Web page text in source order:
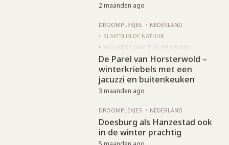
2 maanden ago
DROOMPLEKJES
NEDERLAND
SLAPEN IN DE NATUUR
WELLNESS (HOTTUB OF SAUNA)
De Parel van Horsterwold –
winterkriebels met een
jacuzzi en buitenkeuken
3 maanden ago
DROOMPLEKJES NEDERLAND
Doesburg als Hanzestad ook
in de winter prachtig